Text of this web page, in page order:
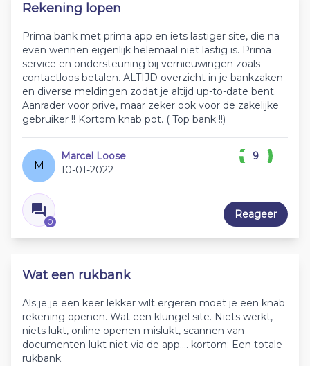
Rekening lopen
Prima bank met prima app en iets lastiger site, die na
even wennen eigenlijk helemaal niet lastig is. Prima
service en ondersteuning bij vernieuwingen zoals
contactloos betalen. ALTIJD overzicht in je bankzaken
en diverse meldingen zodat je altijd up-to-date bent.
Aanrader voor prive, maar zeker ook voor de zakelijke
gebruiker !! Kortom knab pot. ( Top bank !!)
M
Marcel Loose
10-01-2022
0
9
Reageer
Wat een rukbank
Als je je een keer lekker wilt ergeren moet je een knab
rekening openen. Wat een klungel site. Niets werkt,
niets lukt, online openen mislukt, scannen van
documenten lukt niet via de app.... kortom: Een totale
rukbank.